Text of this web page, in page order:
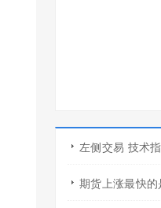
左侧交易 技术